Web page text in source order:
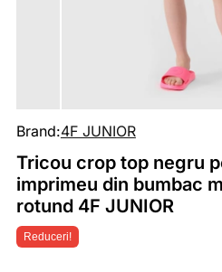
Reduceri!
Brand:4F JUNIOR
Tricou crop top negru
imprimeu din bumbac
rotund 4F JUNIOR